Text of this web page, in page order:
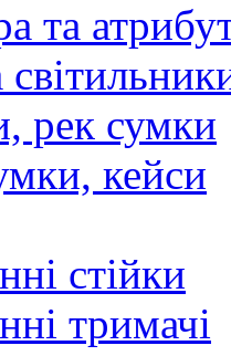
та
рек сумки
кейси
стійки
тримачі